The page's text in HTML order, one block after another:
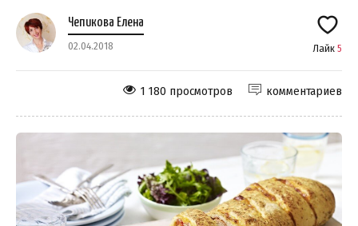
Чепикова Елена
02.04.2018 Лайк 5
комментариев
1 180 просмотров